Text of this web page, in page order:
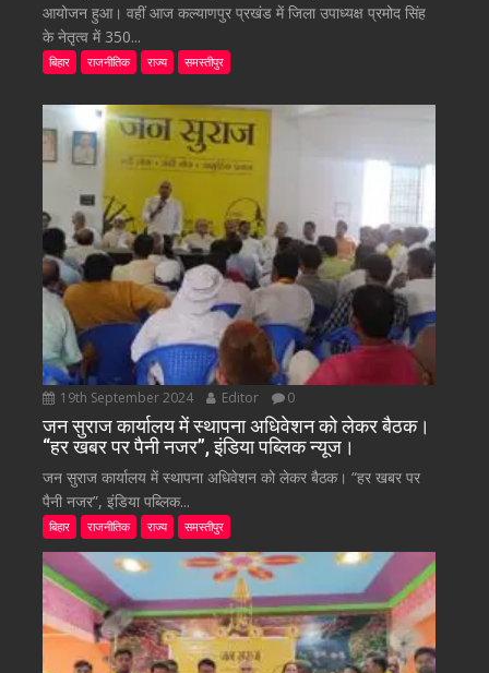
आयोजन हुआ। वहीं आज कल्याणपुर प्रखंड में जिला उपाध्यक्ष प्रमोद सिंह
के नेतृत्व में 350...
बिहार राजनीतिक राज्य समस्तीपुर
19th September 2024 Editor 0
जन सुराज कार्यालय में स्थापना अधिवेशन को लेकर बैठक।
“हर खबर पर पैनी नजर”, इंडिया पब्लिक न्यूज।
जन सुराज कार्यालय में स्थापना अधिवेशन को लेकर बैठक। “हर खबर पर
पैनी नजर”, इंडिया पब्लिक...
बिहार राजनीतिक राज्य समस्तीपुर